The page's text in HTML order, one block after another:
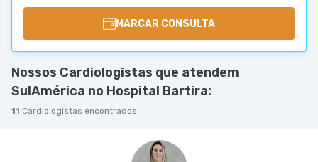
MARCAR CONSULTA
Nossos Cardiologistas que atendem
SulAmérica no Hospital Bartira:
11 Cardiologistas encontrados